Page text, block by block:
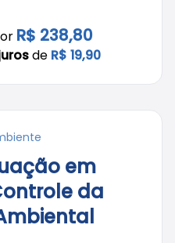
R$ 238,80
de R$ 19,90
em
da